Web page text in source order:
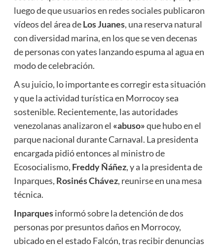
luego de que usuarios en redes sociales publicaron
vídeos del área deLos Juanes, una reserva natural
con diversidad marina, en los que se ven decenas
de personas con yates lanzando espuma al agua en
modo de celebración.
A su juicio, lo importante es corregir esta situación
y que la actividad turística en Morrocoy sea
sostenible. Recientemente, las autoridades
venezolanas analizaron el «abuso»que hubo en el
parque nacional durante Carnaval. La presidenta
encargada pidió entonces al ministro de
Ecosocialismo, Freddy Ñáñez, y a la presidenta de
Inparques, Rosinés Chávez, reunirse en una mesa
técnica.
Inparquesinformó sobre la detención de dos
personas por presuntos daños en Morrocoy,
ubicado en el estado Falcón, tras recibir denuncias